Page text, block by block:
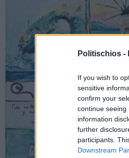
Politischios -
If you wish to
sensitive
confirm your
continue seeing
information
further
participants.
Downstream